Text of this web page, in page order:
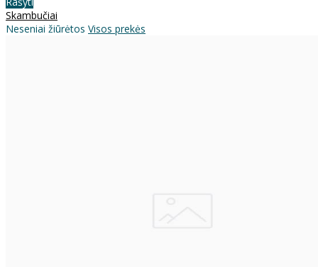
Skambučiai
Neseniai žiūrėtos Visos prekės